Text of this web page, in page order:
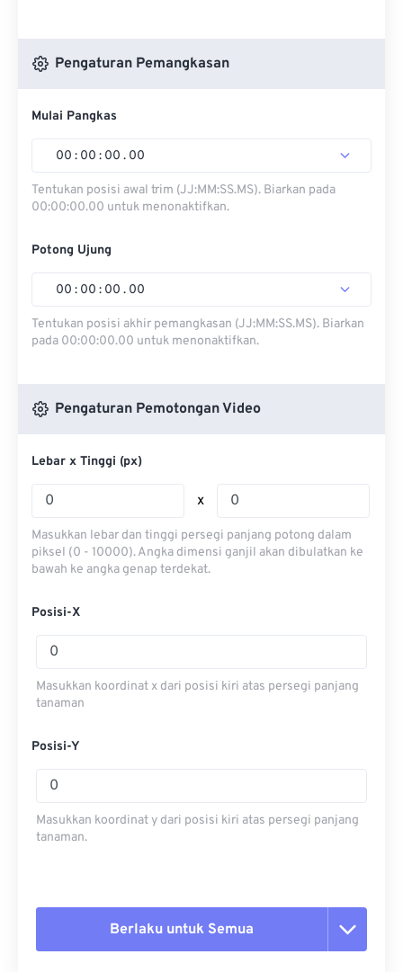
Pengaturan Pemangkasan
Mulai Pangkas
00 : 00 : 00 . 00
Tentukan posisi awal trim (JJ:MM:SS.MS). Biarkan pada
00:00:00.00 untuk menonaktifkan.
Potong Ujung
00 : 00 : 00 . 00
Tentukan posisi akhir pemangkasan (JJ:MM:SS.MS). Biarkan
pada 00:00:00.00 untuk menonaktifkan.
Pengaturan Pemotongan Video
Lebar x Tinggi (px)
x
Masukkan lebar dan tinggi persegi panjang potong dalam
piksel (0 - 10000). Angka dimensi ganjil akan dibulatkan ke
bawah ke angka genap terdekat.
Posisi-X
Masukkan koordinat x dari posisi kiri atas persegi panjang
tanaman
Posisi-Y
Masukkan koordinat y dari posisi kiri atas persegi panjang
tanaman.
Berlaku untuk Semua